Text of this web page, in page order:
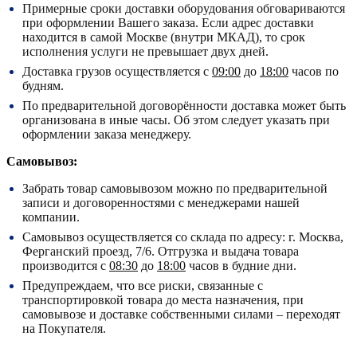
Примерные сроки доставки оборудования обговариваются
при оформлении Вашего заказа. Если адрес доставки
находится в самой Москве (внутри МКАД), то срок
исполнения услуги не превышает двух дней.
Доставка грузов осуществляется с 09:00 до 18:00 часов по
будням.
По предварительной договорённости доставка может быть
организована в иные часы. Об этом следует указать при
оформлении заказа менеджеру.
Самовывоз:
Забрать товар самовывозом можно по предварительной
записи и договоренностями с менеджерами нашей
компании.
Самовывоз осуществляется со склада по адресу: г. Москва,
Ферганский проезд, 7/6. Отгрузка и выдача товара
производится с 08:30 до 18:00 часов в будние дни.
Предупреждаем, что все риски, связанные с
транспортировкой товара до места назначения, при
самовывозе и доставке собственными силами – переходят
на Покупателя.